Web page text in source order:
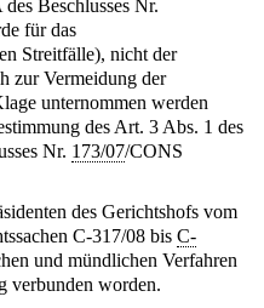
Beschlusses Nr.
für das
Streitfälle), nicht der
zur Vermeidung der
unternommen werden
des Art. 3 Abs. 1 des
Nr. 173/07/CONS
des Gerichtshofs vom
C-317/08 bis C-
und mündlichen Verfahren
verbunden worden.